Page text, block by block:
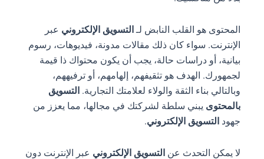
المحتوى هو القلب النابض لـالتسويق الإلكترونيعبر
الإنترنت. سواء كان ذلك مقالات مدونة، فيديوهات، رسوم
بيانية، أو دراسات حالة، يجب أن يكون محتواك ذا قيمة
لجمهورك. الهدف هو تثقيفهم، إلهامهم، أو ترفيههم،
وبالتالي بناء الثقة والولاء لعلامتك التجارية.التسويق
بالمحتوىيبني سلطة لشركتك في مجالها، مما يعزز من
جهودالتسويق الإلكتروني.
لا يمكن التحدث عنالتسويق الإلكترونيعبر الإنترنت دون